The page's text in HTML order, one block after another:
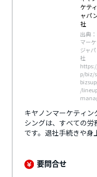
ケテ
ャパ
社
出典
マー
ジャ
社
p/biz/
/
キヤノンマーケティ
シングは、すべての
です。退社手続きや
えて、年次対応業務
設置まで対応します
雑な作業を効率化し、
要問合せ